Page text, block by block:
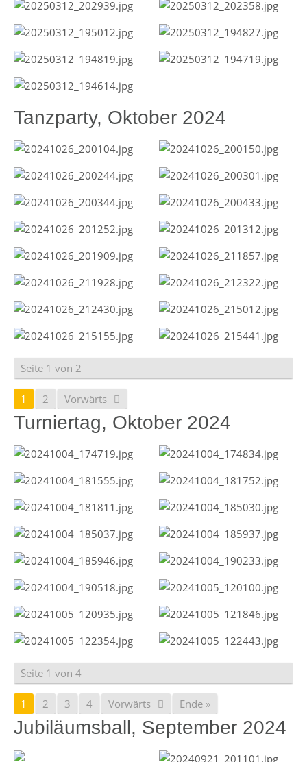
Tanzparty, Oktober 2024
Seite 1 von 2
1 2 Vorwärts
Turniertag, Oktober 2024
Seite 1 von 4
1 2 3 4 Vorwärts Ende »
Jubiläumsball, September 2024